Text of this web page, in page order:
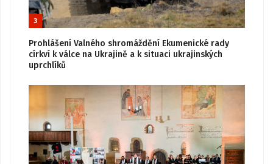
3
Prohlášení Valného shromáždění Ekumenické rady
církví k válce na Ukrajině a k situaci ukrajinských
uprchlíků